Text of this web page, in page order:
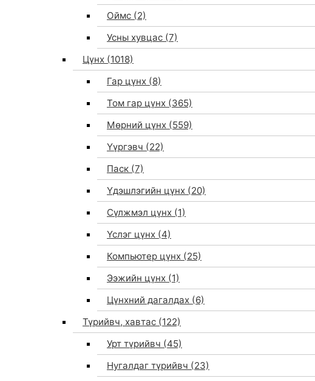
Оймс (2)
Усны хувцас (7)
Цүнх (1018)
Гар цүнх (8)
Том гар цүнх (365)
Мөрний цүнх (559)
Үүргэвч (22)
Паск (7)
Үдэшлэгийн цүнх (20)
Сүлжмэл цүнх (1)
Үслэг цүнх (4)
Компьютер цүнх (25)
Ээжийн цүнх (1)
Цүнхний дагалдах (6)
Түрийвч, хавтас (122)
Урт түрийвч (45)
Нугалдаг түрийвч (23)